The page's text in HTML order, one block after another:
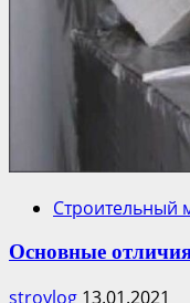
Строительный
Основные отличия
stroylog 13.01.2021